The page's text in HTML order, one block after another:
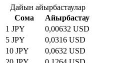
Дайын айырбастаулар
Сома
Айырбастау
1 JPY
0,00632 USD
5 JPY
0,0316 USD
10 JPY
0,0632 USD